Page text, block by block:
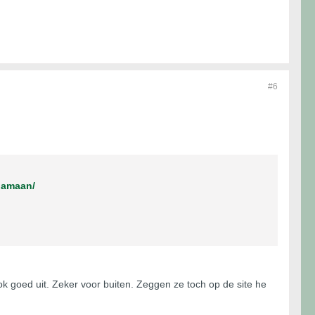
#6
goed uit. Zeker voor buiten. Zeggen ze toch op de site he